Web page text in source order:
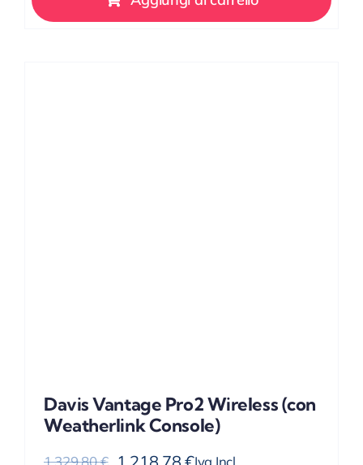
927,20 €.
852,78 €.
Davis Vantage Pro2 Wireless (con
Weatherlink Console)
Iva Incl.